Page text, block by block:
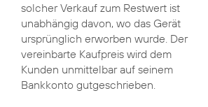
solcher Verkauf zum Restwert ist
unabhängig davon, wo das Gerät
ursprünglich erworben wurde. Der
vereinbarte Kaufpreis wird dem
Kunden unmittelbar auf seinem
Bankkonto gutgeschrieben.